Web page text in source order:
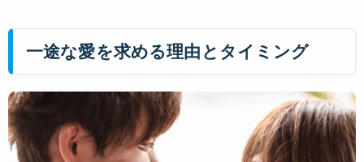
一途な愛を求める理由とタイミング